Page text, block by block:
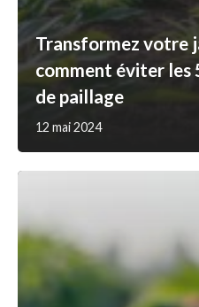
Transformez votre
comment éviter les
de paillage
12 mai 2024